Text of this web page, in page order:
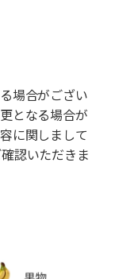
場合がござい
となる場合が
に関しまして
認いただきま